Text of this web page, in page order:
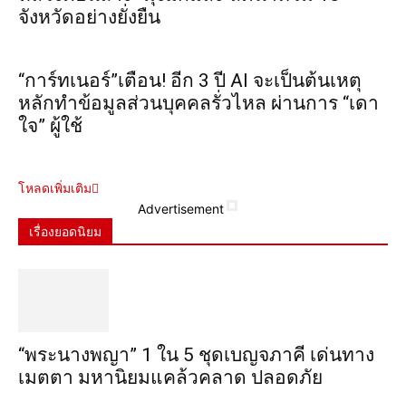
จังหวัดอย่างยั่งยืน
“การ์ทเนอร์”เตือน! อีก 3 ปี AI จะเป็นต้นเหตุ
หลักทำข้อมูลส่วนบุคคลรั่วไหล ผ่านการ “เดา
ใจ” ผู้ใช้
โหลดเพิ่มเติม
Advertisement
เรื่องยอดนิยม
“พระ​นาง​พญา” 1 ใน 5​ ชุดเบญจ​ภาคี​ เด่นทาง
เมตตา​ มหา​นิยม​แคล้วคลาด​ ปลอดภัย​